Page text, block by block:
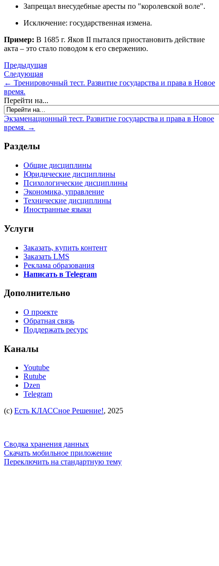
Запрещал внесудебные аресты по "королевской воле".
Исключение: государственная измена.
Пример: В 1685 г. Яков II пытался приостановить действие
акта – это стало поводом к его свержению.
Предыдущая
Следующая
← Тренировочный тест. Развитие государства и права в Новое
время.
Перейти на...
Экзаменационный тест. Развитие государства и права в Новое
время. →
Разделы
Общие дисциплины
Юридические дисциплины
Психологические дисциплины
Экономика, управление
Технические дисциплины
Иностранные языки
Услуги
Заказать, купить контент
Заказать LMS
Реклама образования
Написать в Telegram
Дополнительно
О проекте
Обратная связь
Поддержать ресурс
Каналы
Youtube
Rutube
Dzen
Telegram
(c) Есть КЛАССное Решение!, 2025
Сводка хранения данных
Скачать мобильное приложение
Переключить на стандартную тему